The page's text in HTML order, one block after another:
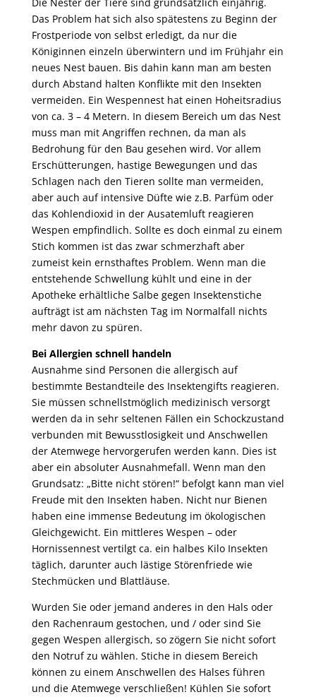
Das Problem hat sich also spätestens zu Beginn der
Frostperiode von selbst erledigt, da nur die
Königinnen einzeln überwintern und im Frühjahr ein
neues Nest bauen. Bis dahin kann man am besten
durch Abstand halten Konflikte mit den Insekten
vermeiden. Ein Wespennest hat einen Hoheitsradius
von ca. 3 – 4 Metern. In diesem Bereich um das Nest
muss man mit Angriffen rechnen, da man als
Bedrohung für den Bau gesehen wird. Vor allem
Erschütterungen, hastige Bewegungen und das
Schlagen nach den Tieren sollte man vermeiden,
aber auch auf intensive Düfte wie z.B. Parfüm oder
das Kohlendioxid in der Ausatemluft reagieren
Wespen empfindlich. Sollte es doch einmal zu einem
Stich kommen ist das zwar schmerzhaft aber
zumeist kein ernsthaftes Problem. Wenn man die
entstehende Schwellung kühlt und eine in der
Apotheke erhältliche Salbe gegen Insektenstiche
aufträgt ist am nächsten Tag im Normalfall nichts
mehr davon zu spüren.
Bei Allergien schnell handeln
Ausnahme sind Personen die allergisch auf
bestimmte Bestandteile des Insektengifts reagieren.
Sie müssen schnellstmöglich medizinisch versorgt
werden da in sehr seltenen Fällen ein Schockzustand
verbunden mit Bewusstlosigkeit und Anschwellen
der Atemwege hervorgerufen werden kann. Dies ist
aber ein absoluter Ausnahmefall. Wenn man den
Grundsatz: „Bitte nicht stören!“ befolgt kann man viel
Freude mit den Insekten haben. Nicht nur Bienen
haben eine immense Bedeutung im ökologischen
Gleichgewicht. Ein mittleres Wespen – oder
Hornissennest vertilgt ca. ein halbes Kilo Insekten
täglich, darunter auch lästige Störenfriede wie
Stechmücken und Blattläuse.
Wurden Sie oder jemand anderes in den Hals oder
den Rachenraum gestochen, und / oder sind Sie
gegen Wespen allergisch, so zögern Sie nicht sofort
den Notruf zu wählen. Stiche in diesem Bereich
können zu einem Anschwellen des Halses führen
und die Atemwege verschließen! Kühlen Sie sofort